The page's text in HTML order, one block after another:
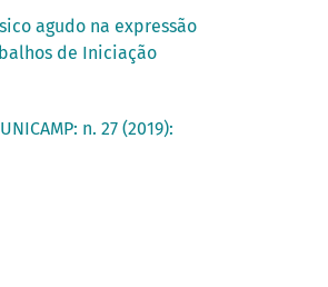
agudo na expressão
de Iniciação
n. 27 (2019):